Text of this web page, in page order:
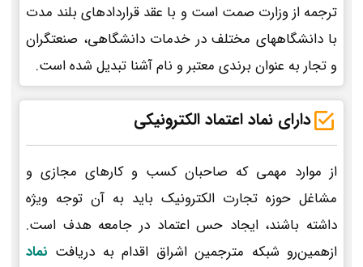
ترجمه از وزارت صمت است و با عقد قراردادهای بلند مدت
با دانشگاههای مختلف در خدمات دانشگاهی، صنعتگران
و تجار به عنوان برندی معتبر و نام آشنا تبدیل شده است.
دارای نماد اعتماد الکترونیکی
از موارد مهمی که صاحبان کسب و کارهای مجازی و
مشاغل حوزه تجارت الکترونیک باید به آن توجه ویژه
داشته باشند، ایجاد حس اعتماد در جامعه هدف است.
ازهمین‌رو شبکه مترجمین اشراق اقدام به دریافت نماد